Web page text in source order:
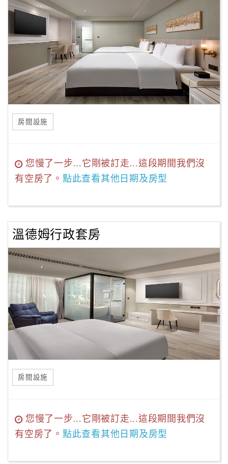
房間設施
您慢了一步...它剛被訂走...這段期間我們沒
有空房了。 點此查看其他日期及房型
溫德姆行政套房
房間設施
您慢了一步...它剛被訂走...這段期間我們沒
有空房了。 點此查看其他日期及房型